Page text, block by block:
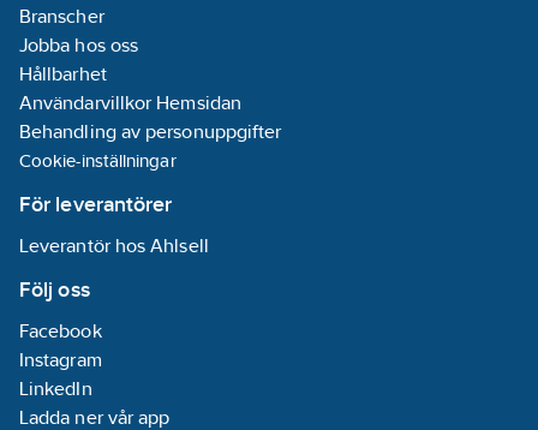
Branscher
Jobba hos oss
Hållbarhet
Användarvillkor Hemsidan
Behandling av personuppgifter
Cookie-inställningar
För leverantörer
Leverantör hos Ahlsell
Följ oss
Facebook
Instagram
LinkedIn
Ladda ner vår app